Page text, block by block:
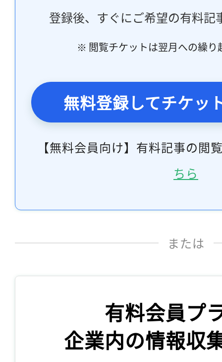
登録後、すぐにご希望の有料記
※ 閲覧チケットは翌月への繰り
無料登録してチケッ
【無料会員向け】有料記事の閲
ちら
または
有料会員プ
企業内の情報収